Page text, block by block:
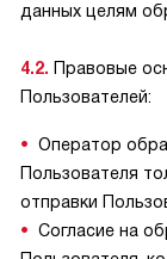
данных целям
4.2. Правовые
Пользователей:
Оператор
Пользователя
отправки
Согласие на